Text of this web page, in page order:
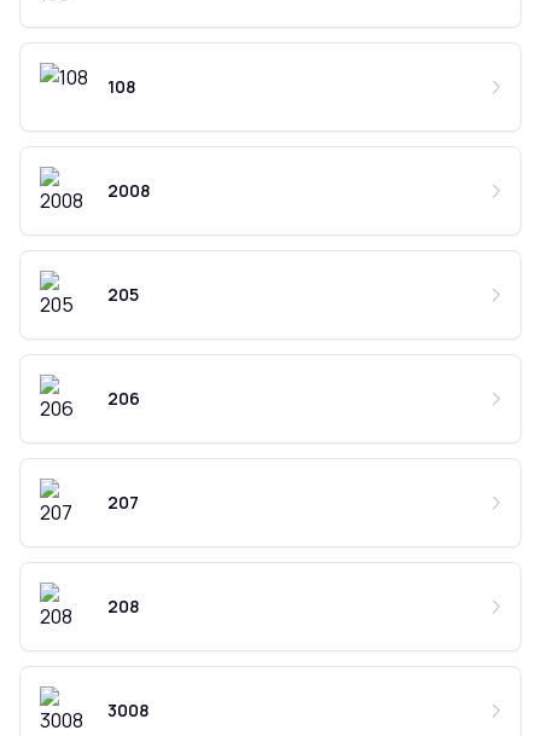
108
2008
205
206
207
208
3008